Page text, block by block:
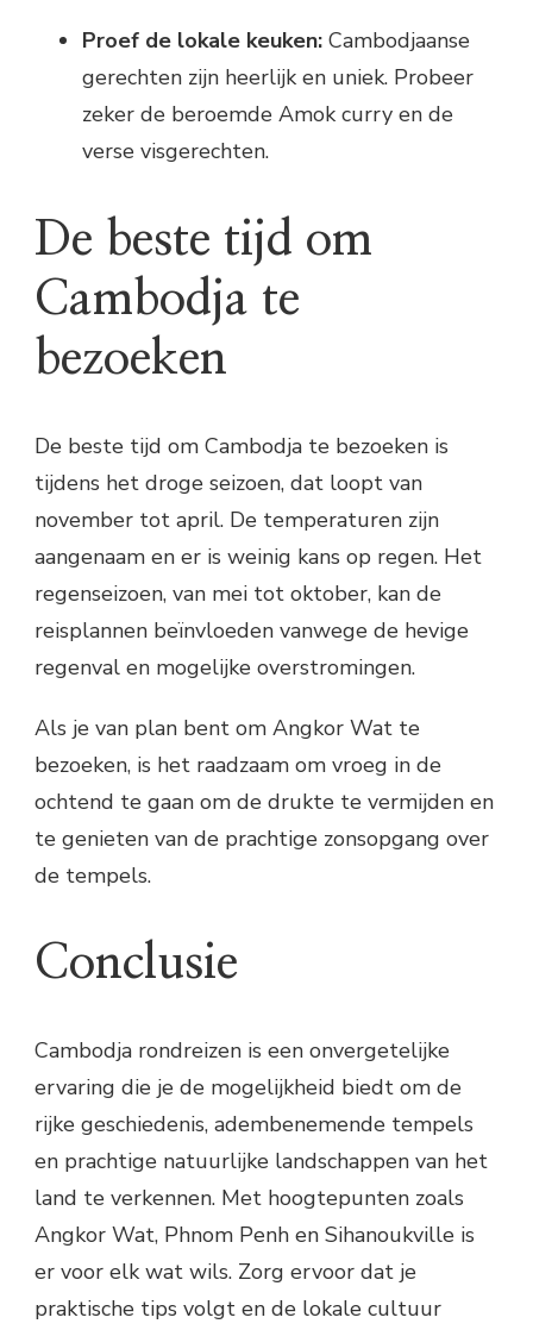
Proef de lokale keuken: Cambodjaanse
gerechten zijn heerlijk en uniek. Probeer
zeker de beroemde Amok curry en de
verse visgerechten.
De beste tijd om
Cambodja te
bezoeken
De beste tijd om Cambodja te bezoeken is
tijdens het droge seizoen, dat loopt van
november tot april. De temperaturen zijn
aangenaam en er is weinig kans op regen. Het
regenseizoen, van mei tot oktober, kan de
reisplannen beïnvloeden vanwege de hevige
regenval en mogelijke overstromingen.
Als je van plan bent om Angkor Wat te
bezoeken, is het raadzaam om vroeg in de
ochtend te gaan om de drukte te vermijden en
te genieten van de prachtige zonsopgang over
de tempels.
Conclusie
Cambodja rondreizen is een onvergetelijke
ervaring die je de mogelijkheid biedt om de
rijke geschiedenis, adembenemende tempels
en prachtige natuurlijke landschappen van het
land te verkennen. Met hoogtepunten zoals
Angkor Wat, Phnom Penh en Sihanoukville is
er voor elk wat wils. Zorg ervoor dat je
praktische tips volgt en de lokale cultuur